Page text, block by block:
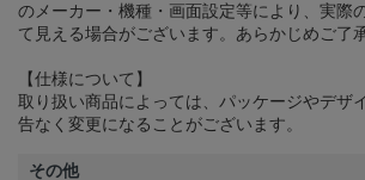
のメーカー・機種・画面設定等により、実際
て見える場合がございます。あらかじめご了
【仕様について】
取り扱い商品によっては、パッケージやデザ
告なく変更になることがございます。
その他